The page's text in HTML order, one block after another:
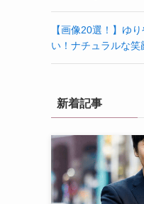
【画像20選！】ゆ
い！ナチュラルな笑
新着記事